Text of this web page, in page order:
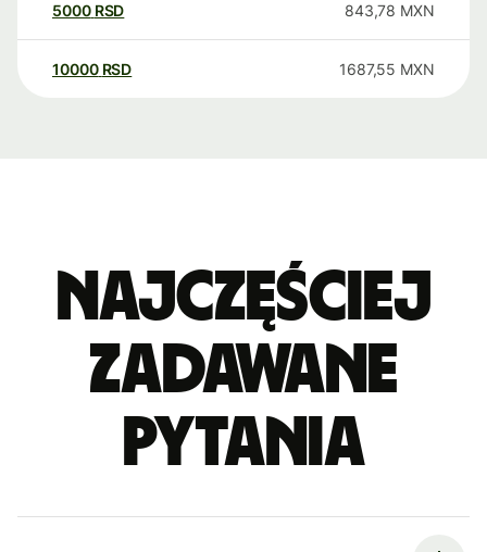
5000 RSD 843,78 MXN
10000 RSD 1687,55 MXN
Najczęściej
zadawane
pytania